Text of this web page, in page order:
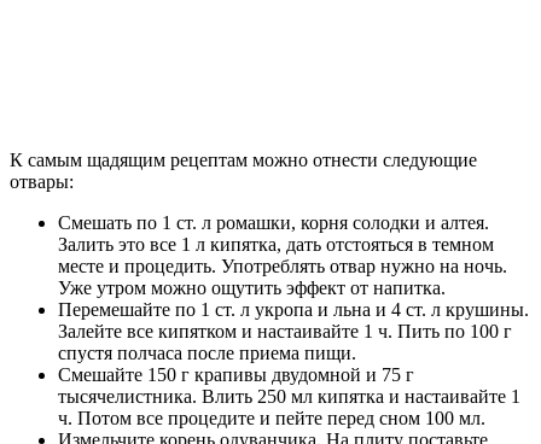
К самым щадящим рецептам можно отнести следующие
отвары:
Смешать по 1 ст. л ромашки, корня солодки и алтея.
Залить это все 1 л кипятка, дать отстояться в темном
месте и процедить. Употреблять отвар нужно на ночь.
Уже утром можно ощутить эффект от напитка.
Перемешайте по 1 ст. л укропа и льна и 4 ст. л крушины.
Залейте все кипятком и настаивайте 1 ч. Пить по 100 г
спустя полчаса после приема пищи.
Смешайте 150 г крапивы двудомной и 75 г
тысячелистника. Влить 250 мл кипятка и настаивайте 1
ч. Потом все процедите и пейте перед сном 100 мл.